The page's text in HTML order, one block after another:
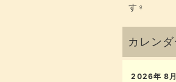
す‍♀️
2026年 8月